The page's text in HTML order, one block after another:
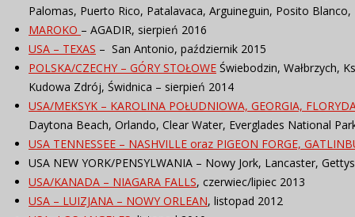
Palomas, Puerto Rico, Patalavaca, Arguineguin, Posito
MAROKO – AGADIR, sierpień 2016
USA – TEXAS – San Antonio, październik 2015
POLSKA/CZECHY – GÓRY STOŁOWE Świebodzin, Wałbrzych,
Kudowa Zdrój, Świdnica – sierpień 2014
USA/MEKSYK – KAROLINA POŁUDNIOWA, GEORGIA,
Daytona Beach, Orlando, Clear Water, Everglades National
USA TENNESSEE – NASHVILLE oraz PIGEON FORGE,
USA NEW YORK/PENSYLWANIA – Nowy Jork, Lancaster,
USA/KANADA – NIAGARA FALLS, czerwiec/lipiec 2013
USA – LUIZJANA – NOWY ORLEAN, listopad 2012